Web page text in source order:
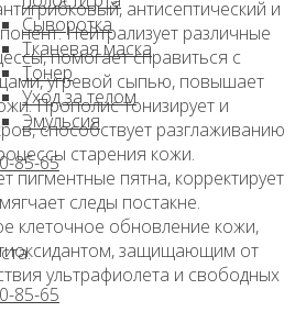
Сыворотка
Тканевая маска
Тонер
Уход за телом
Эмульсия
85-65
85-65
антисептический и
Нейтрализует различные
помогает справиться с
угревой сыпью, повышает
Прополис тонизирует и
способствует разглаживанию
старения кожи.
пигментные пятна, корректирует
следы постакне.
клеточное обновление кожи,
защищающим от
ультрафиолета и свободных